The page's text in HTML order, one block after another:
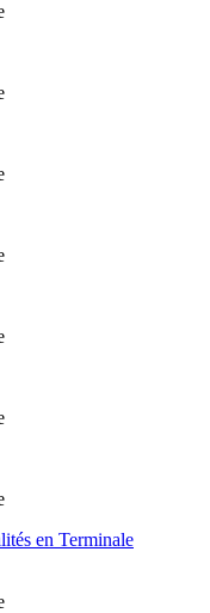
en Terminale